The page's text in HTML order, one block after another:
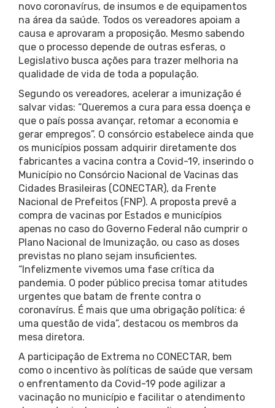
novo coronavírus, de insumos e de equipamentos
na área da saúde. Todos os vereadores apoiam a
causa e aprovaram a proposição. Mesmo sabendo
que o processo depende de outras esferas, o
Legislativo busca ações para trazer melhoria na
qualidade de vida de toda a população.
Segundo os vereadores, acelerar a imunização é
salvar vidas: “Queremos a cura para essa doença e
que o país possa avançar, retomar a economia e
gerar empregos”. O consórcio estabelece ainda que
os municípios possam adquirir diretamente dos
fabricantes a vacina contra a Covid-19, inserindo o
Município no Consórcio Nacional de Vacinas das
Cidades Brasileiras (CONECTAR), da Frente
Nacional de Prefeitos (FNP). A proposta prevê a
compra de vacinas por Estados e municípios
apenas no caso do Governo Federal não cumprir o
Plano Nacional de Imunização, ou caso as doses
previstas no plano sejam insuficientes.
“Infelizmente vivemos uma fase crítica da
pandemia. O poder público precisa tomar atitudes
urgentes que batam de frente contra o
coronavírus. É mais que uma obrigação política: é
uma questão de vida”, destacou os membros da
mesa diretora.
A participação de Extrema no CONECTAR, bem
como o incentivo às políticas de saúde que versam
o enfrentamento da Covid-19 pode agilizar a
vacinação no município e facilitar o atendimento